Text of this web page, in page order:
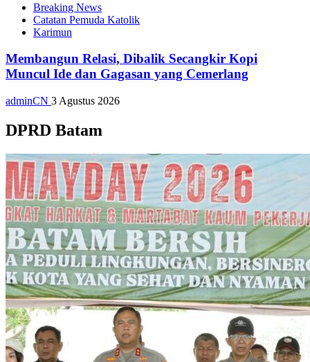
Breaking News
Catatan Pemuda Katolik
Karimun
Membangun Relasi, Dibalik Secangkir Kopi
Muncul Ide dan Gagasan yang Cemerlang
adminCN 3 Agustus 2026
DPRD Batam